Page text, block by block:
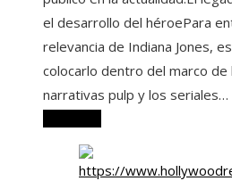
el desarrollo del héroePara
relevancia de Indiana Jones,
colocarlo dentro del marco de
narrativas pulp y los seriales…